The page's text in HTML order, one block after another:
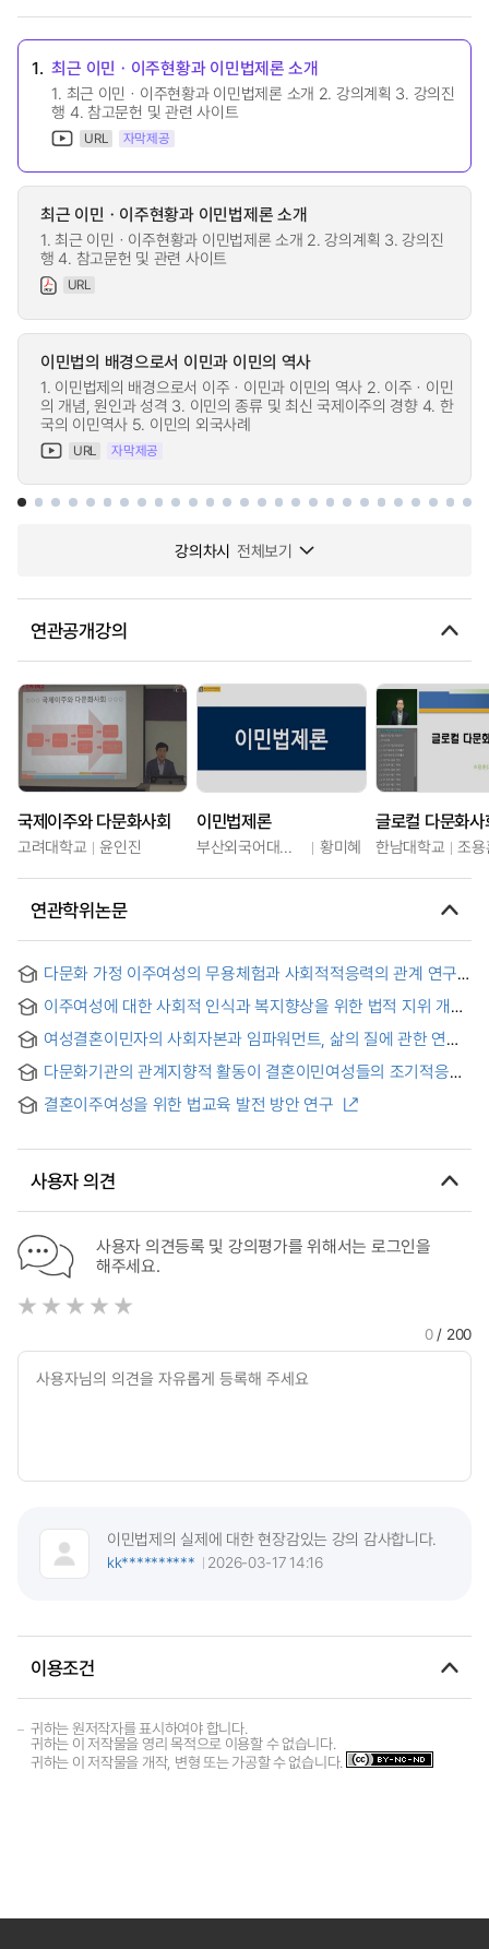
1. 최근 이민ㆍ이주현황과 이민법제론 소개
1. 최근 이민ㆍ이주현황과 이민법제론 소개 2. 강의계획 3. 강의진
행 4. 참고문헌 및 관련 사이트
URL 자막제공
최근 이민ㆍ이주현황과 이민법제론 소개
1. 최근 이민ㆍ이주현황과 이민법제론 소개 2. 강의계획 3. 강의진
행 4. 참고문헌 및 관련 사이트
URL
이민법의 배경으로서 이민과 이민의 역사
1. 이민법제의 배경으로서 이주ㆍ이민과 이민의 역사 2. 이주ㆍ이민
의 개념, 원인과 성격 3. 이민의 종류 및 최신 국제이주의 경향 4. 한
국의 이민역사 5. 이민의 외국사례
URL 자막제공
강의차시 전체보기
연관공개강의
국제이주와 다문화사회
고려대학교 윤인진
이민법제론
부산외국어대학교 황미혜 한남대학교 조
연관학위논문
다문화 가정 이주여성의 무용체험과 사회적적응력의 관계 연구 :
(The)research for the relationship between women
experiences of migrant women in multi-cultural families
and improving social adaptability : around a model dance
class of Busan Yeungjin general social welfare center
이주여성에 대한 사회적 인식과 복지향상을 위한 법적 지위 개선
여성결혼이민자의 사회자본과 임파워먼트, 삶의 질에 관한 연구
of Life for Female Immigrant Marriages
다문화기관의 관계지향적 활동이 결혼이민여성들의 조기적응에
결혼이주여성을 위한 법교육 발전 방안 연구
사용자 의견
사용자 의견등록 및 강의평가를 위해서는 로그인을
해주세요.
0/ 200
이민법제의 실제에 대한 현장감있는 강의 감사합니다.
kk**********
2026-03-17 14:16
이용조건
귀하는 원저작자를 표시하여야 합니다.
귀하는 이 저작물을 영리 목적으로 이용할 수 없습니다.
귀하는 이 저작물을 개작, 변형 또는 가공할 수 없습니다.